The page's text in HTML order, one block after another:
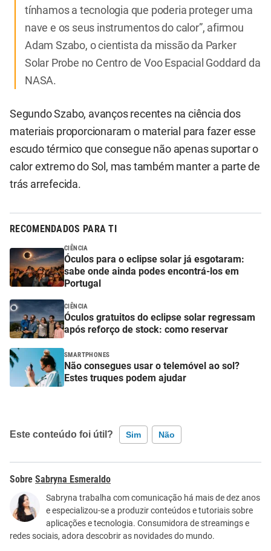
tínhamos a tecnologia que poderia proteger uma
nave e os seus instrumentos do calor”, afirmou
Adam Szabo, o cientista da missão da Parker
Solar Probe no Centro de Voo Espacial Goddard da
NASA.
Segundo Szabo, avanços recentes na ciência dos
materiais proporcionaram o material para fazer esse
escudo térmico que consegue não apenas suportar o
calor extremo do Sol, mas também manter a parte de
trás arrefecida.
RECOMENDADOS PARA TI
CIÊNCIA
Óculos para o eclipse solar já esgotaram:
sabe onde ainda podes encontrá-los em
Portugal
CIÊNCIA
Óculos gratuitos do eclipse solar regressam
após reforço de stock: como reservar
SMARTPHONES
Não consegues usar o telemóvel ao sol?
Estes truques podem ajudar
Este conteúdo foi útil? Sim Não
Este conteúdo contém informação incorreta
Este conteúdo não tem a informação que procuro
Outro
Sabryna Esmeraldo
Sabryna trabalha com comunicação há mais de dez anos
e especializou-se a produzir conteúdos e tutoriais sobre
aplicações e tecnologia. Consumidora de streamings e
redes sociais, adora descobrir as novidades do mundo.